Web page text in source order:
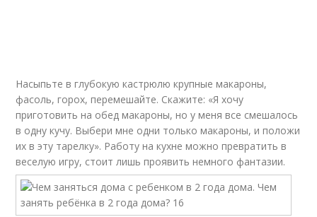
Насыпьте в глубокую кастрюлю крупные макароны,
фасоль, горох, перемешайте. Скажите: «Я хочу
приготовить на обед макароны, но у меня все смешалось
в одну кучу. Выбери мне одни только макароны, и положи
их в эту тарелку». Работу на кухне можно превратить в
веселую игру, стоит лишь проявить немного фантазии.